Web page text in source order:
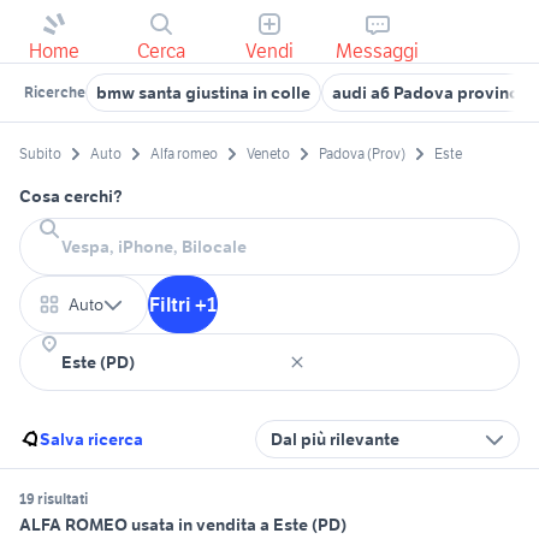
Home Cerca Vendi Messaggi
Ricerche bmw santa giustina in colle audi a6 Padova provincia
Subito Auto Alfa romeo Veneto Padova (Prov) Este
Cosa cerchi?
Auto Filtri +1
Salva ricerca Dal più rilevante
19 risultati
ALFA ROMEO usata in vendita a Este (PD)